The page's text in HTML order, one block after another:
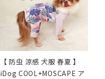
【 防虫 涼感 犬服 春夏 】
iDog COOL+MOSCAPE ア